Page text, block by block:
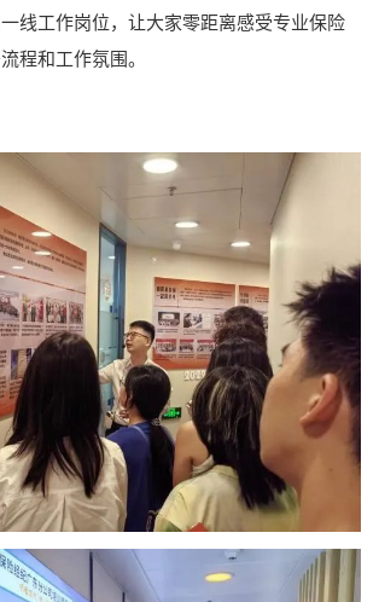
线工作岗位，让大家零距离感受专业保险
程和工作氛围。